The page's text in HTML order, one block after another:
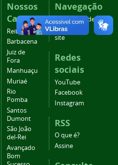
Nossos
Campi
Reitoria
Barbacena
Juiz de
Fora
Manhuaçu
Muriaé
Rio
Pomba
Santos
Dumont
São João
del-Rei
Avançado
Bom
Navegação
Acessibilidade
Mapa do
site
Redes
sociais
YouTube
Facebook
Instagram
RSS
O que é?
Assine